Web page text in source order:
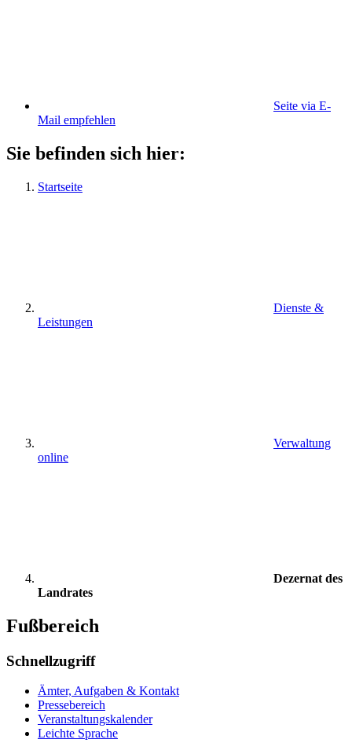
Seite via E-
Mail empfehlen
Sie befinden sich hier:
Startseite
Dienste &
Leistungen
Verwaltung
online
Dezernat des
Landrates
Fußbereich
Schnellzugriff
Ämter, Aufgaben & Kontakt
Pressebereich
Veranstaltungskalender
Leichte Sprache